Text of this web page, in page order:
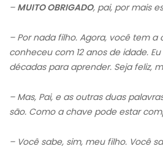
– MUITO OBRIGADO, pai, por mais
– Por nada filho. Agora, você tem
conheceu com 12 anos de idade.
décadas para aprender. Seja feliz,
– Mas, Pai, e as outras duas
são. Como a chave pode estar
– Você sabe, sim, meu filho. Você